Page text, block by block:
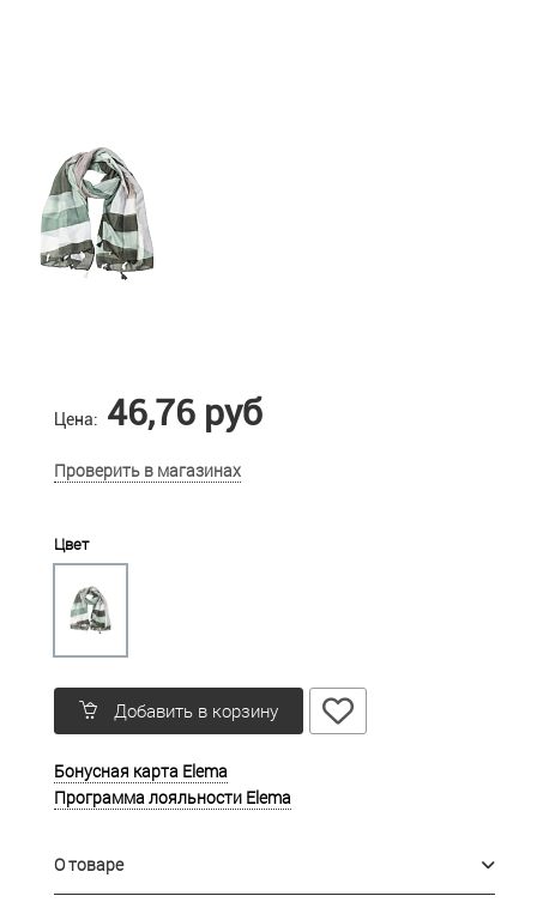
Цена: 46,76 руб
Проверить в магазинах
Цвет
Добавить в корзину
Бонусная карта Elema
Программа лояльности Elema
О товаре